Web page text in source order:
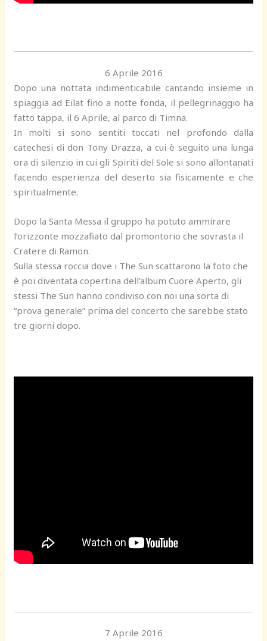
6 Aprile 2016
Dopo una nottata indimenticabile cantando insieme in
spiaggia ad Eilat fino a notte fonda, il pellegrinaggio ha
fatto tappa, il 6 Aprile, al parco di Timna.
In molti si sono sentiti toccati nel profondo dalla
catechesi di don Tony Drazza, a cui è seguito una lunga
ora di silenzio in cui gli Spiriti del Sole si sono allontanati
facendo esperienza del deserto sia fisicamente e che
spiritualmente.
Dopo la Santa Messa il gruppo ha potuto ammirare
l’orizzonte mozzafiato dal promontorio che sovrasta il
Cratere di Ramon.
Sulla stessa roccia dove i The Sun scattarono la foto che
è poi diventata copertina dell’album Cuore Aperto, gli
stessi The Sun hanno condiviso con noi una sorta di
“prova generale” prima del concerto che sarebbe stato
tre giorni dopo.
7 Aprile 2016